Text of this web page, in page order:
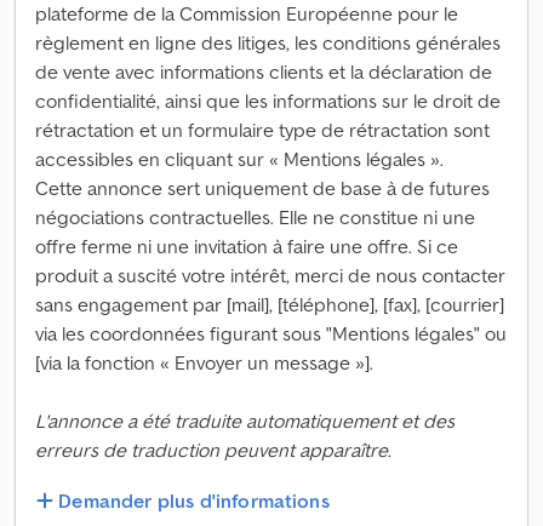
plateforme de la Commission Européenne pour le
règlement en ligne des litiges, les conditions générales
de vente avec informations clients et la déclaration de
confidentialité, ainsi que les informations sur le droit de
rétractation et un formulaire type de rétractation sont
accessibles en cliquant sur « Mentions légales ».
Cette annonce sert uniquement de base à de futures
négociations contractuelles. Elle ne constitue ni une
offre ferme ni une invitation à faire une offre. Si ce
produit a suscité votre intérêt, merci de nous contacter
sans engagement par [mail], [téléphone], [fax], [courrier]
via les coordonnées figurant sous "Mentions légales" ou
[via la fonction « Envoyer un message »].
L'annonce a été traduite automatiquement et des
erreurs de traduction peuvent apparaître.
Demander plus d'informations